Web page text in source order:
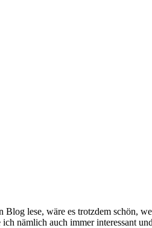
lese, wäre es trotzdem schön,
nämlich auch immer interessant